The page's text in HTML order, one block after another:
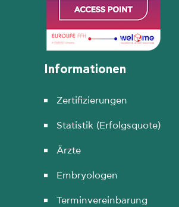
Informationen
Zertifizierungen
Statistik (Erfolgsquote)
Ärzte
Embryologen
Terminvereinbarung